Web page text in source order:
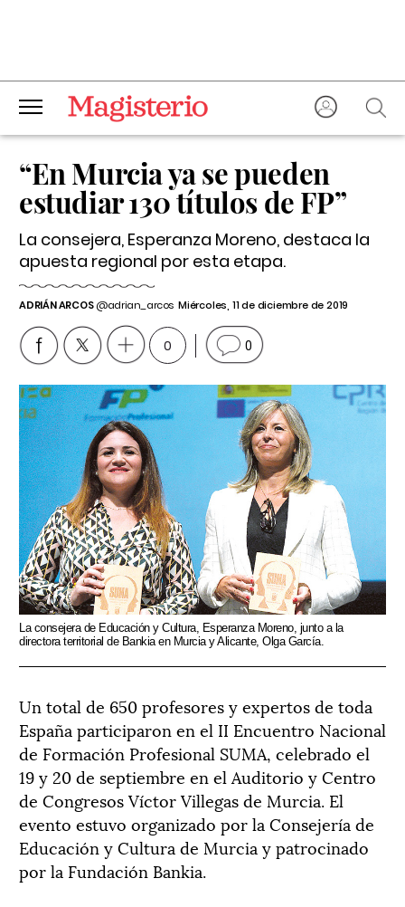
“En Murcia ya se pueden
estudiar 130 títulos de FP”
La consejera, Esperanza Moreno, destaca la
apuesta regional por esta etapa.
ADRIÁN ARCOS@adrian_arcos Miércoles, 11 de diciembre de 2019
0 0
La consejera de Educación y Cultura, Esperanza Moreno, junto a la
directora territorial de Bankia en Murcia y Alicante, Olga García.
Un total de 650 profesores y expertos de toda
España participaron en el II Encuentro Nacional
de Formación Profesional SUMA, celebrado el
19 y 20 de septiembre en el Auditorio y Centro
de Congresos Víctor Villegas de Murcia. El
evento estuvo organizado por la Consejería de
Educación y Cultura de Murcia y patrocinado
por la Fundación Bankia.